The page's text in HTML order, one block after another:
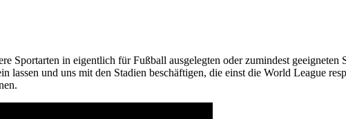
Sportarten in eigentlich für Fußball ausgelegten oder zumindest
lassen und uns mit den Stadien beschäftigen, die einst die World League